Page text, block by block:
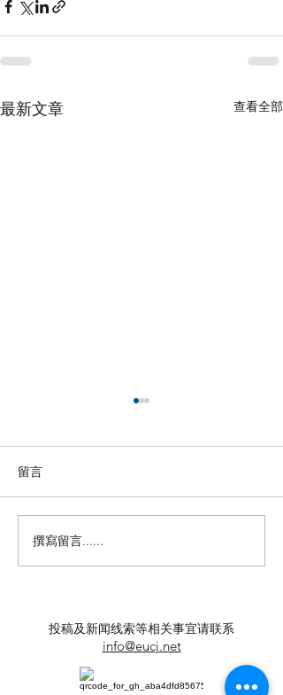
最新文章 查看全部
【羊城晚报】“科技+非遗”
引热议！第六届“广东文化
留言
撰寫留言......
投稿及新闻线索等相关事宜请联系
info@eucj.net